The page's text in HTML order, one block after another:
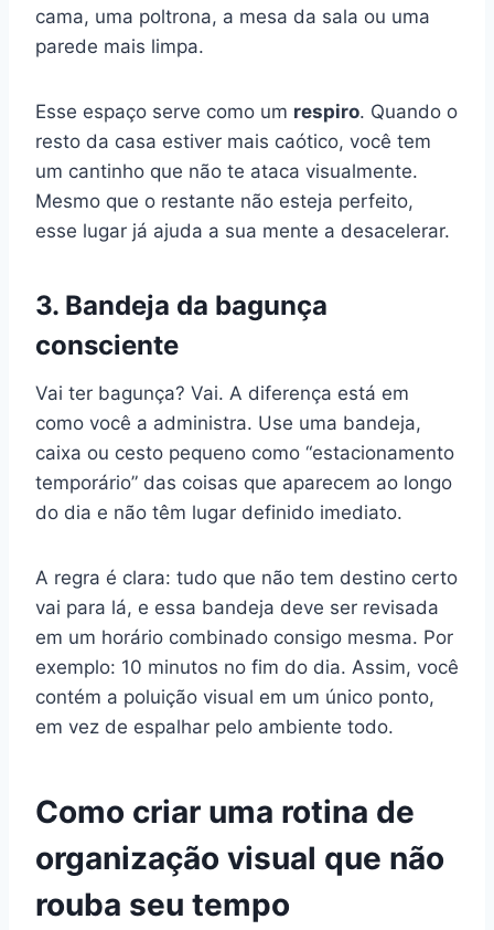
cama, uma poltrona, a mesa da sala ou uma
parede mais limpa.
Esse espaço serve como um respiro. Quando o
resto da casa estiver mais caótico, você tem
um cantinho que não te ataca visualmente.
Mesmo que o restante não esteja perfeito,
esse lugar já ajuda a sua mente a desacelerar.
3. Bandeja da bagunça
consciente
Vai ter bagunça? Vai. A diferença está em
como você a administra. Use uma bandeja,
caixa ou cesto pequeno como “estacionamento
temporário” das coisas que aparecem ao longo
do dia e não têm lugar definido imediato.
A regra é clara: tudo que não tem destino certo
vai para lá, e essa bandeja deve ser revisada
em um horário combinado consigo mesma. Por
exemplo: 10 minutos no fim do dia. Assim, você
contém a poluição visual em um único ponto,
em vez de espalhar pelo ambiente todo.
Como criar uma rotina de
organização visual que não
rouba seu tempo